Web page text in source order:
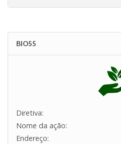
BIO55
Diretiva:
Nome da ação:
Endereço: